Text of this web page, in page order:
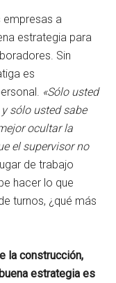
empresas a
estrategia para
Sin
es
«Sólo usted
sólo usted sabe
ocultar la
el supervisor no
de trabajo
hacer lo que
turnos, ¿qué más
la construcción,
estrategia es